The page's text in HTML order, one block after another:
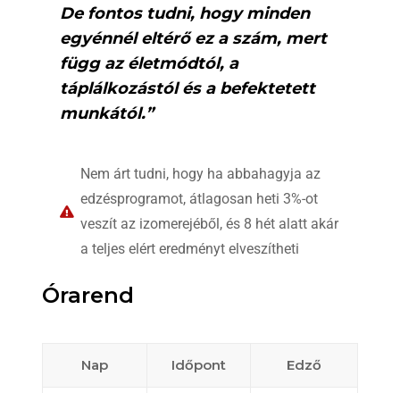
De fontos tudni, hogy minden
egyénnél eltérő ez a szám, mert
függ az életmódtól, a
táplálkozástól és a befektetett
munkától.”
Nem árt tudni, hogy ha abbahagyja az
edzésprogramot, átlagosan heti 3%-ot
veszít az izomerejéből, és 8 hét alatt akár
a teljes elért eredményt elveszítheti
Órarend
Nap Időpont Edző